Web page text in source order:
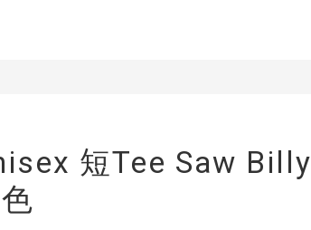
短Tee Saw Billy